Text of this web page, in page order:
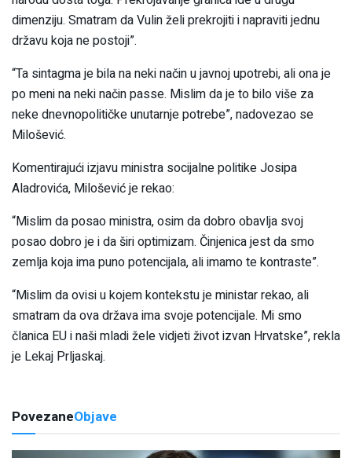
dimenziju. Smatram da Vulin želi prekrojiti i napraviti jednu
državu koja ne postoji”.
“Ta sintagma je bila na neki način u javnoj upotrebi, ali ona je
po meni na neki način passe. Mislim da je to bilo više za
neke dnevnopolitičke unutarnje potrebe”, nadovezao se
Milošević.
Komentirajući izjavu ministra socijalne politike Josipa
Aladrovića, Milošević je rekao:
“Mislim da posao ministra, osim da dobro obavlja svoj
posao dobro je i da širi optimizam. Činjenica jest da smo
zemlja koja ima puno potencijala, ali imamo te kontraste”.
“Mislim da ovisi u kojem kontekstu je ministar rekao, ali
smatram da ova država ima svoje potencijale. Mi smo
članica EU i naši mladi žele vidjeti život izvan Hrvatske”, rekla
je Lekaj Prljaskaj.
PovezaneObjave